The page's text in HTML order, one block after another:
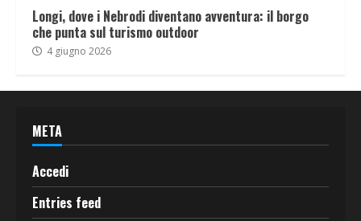
Longi, dove i Nebrodi diventano avventura: il borgo
che punta sul turismo outdoor
4 giugno 2026
META
Accedi
Entries feed